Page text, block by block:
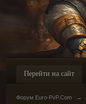
Перейти на сайт
Форум Euro-PvP.Com →